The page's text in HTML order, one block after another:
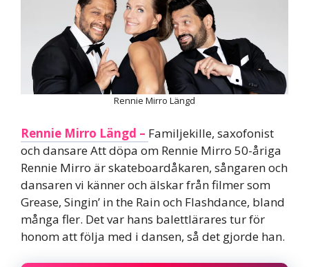
Rennie Mirro Längd
Rennie Mirro Längd – Familjekille, saxofonist
och dansare Att döpa om Rennie Mirro 50-åriga
Rennie Mirro är skateboardåkaren, sångaren och
dansaren vi känner och älskar från filmer som
Grease, Singin’ in the Rain och Flashdance, bland
många fler. Det var hans balettlärares tur för
honom att följa med i dansen, så det gjorde han.